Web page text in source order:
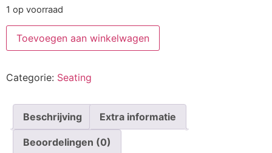
1 op voorraad
Toevoegen aan winkelwagen
Categorie: Seating
Beschrijving Extra informatie
Beoordelingen (0)